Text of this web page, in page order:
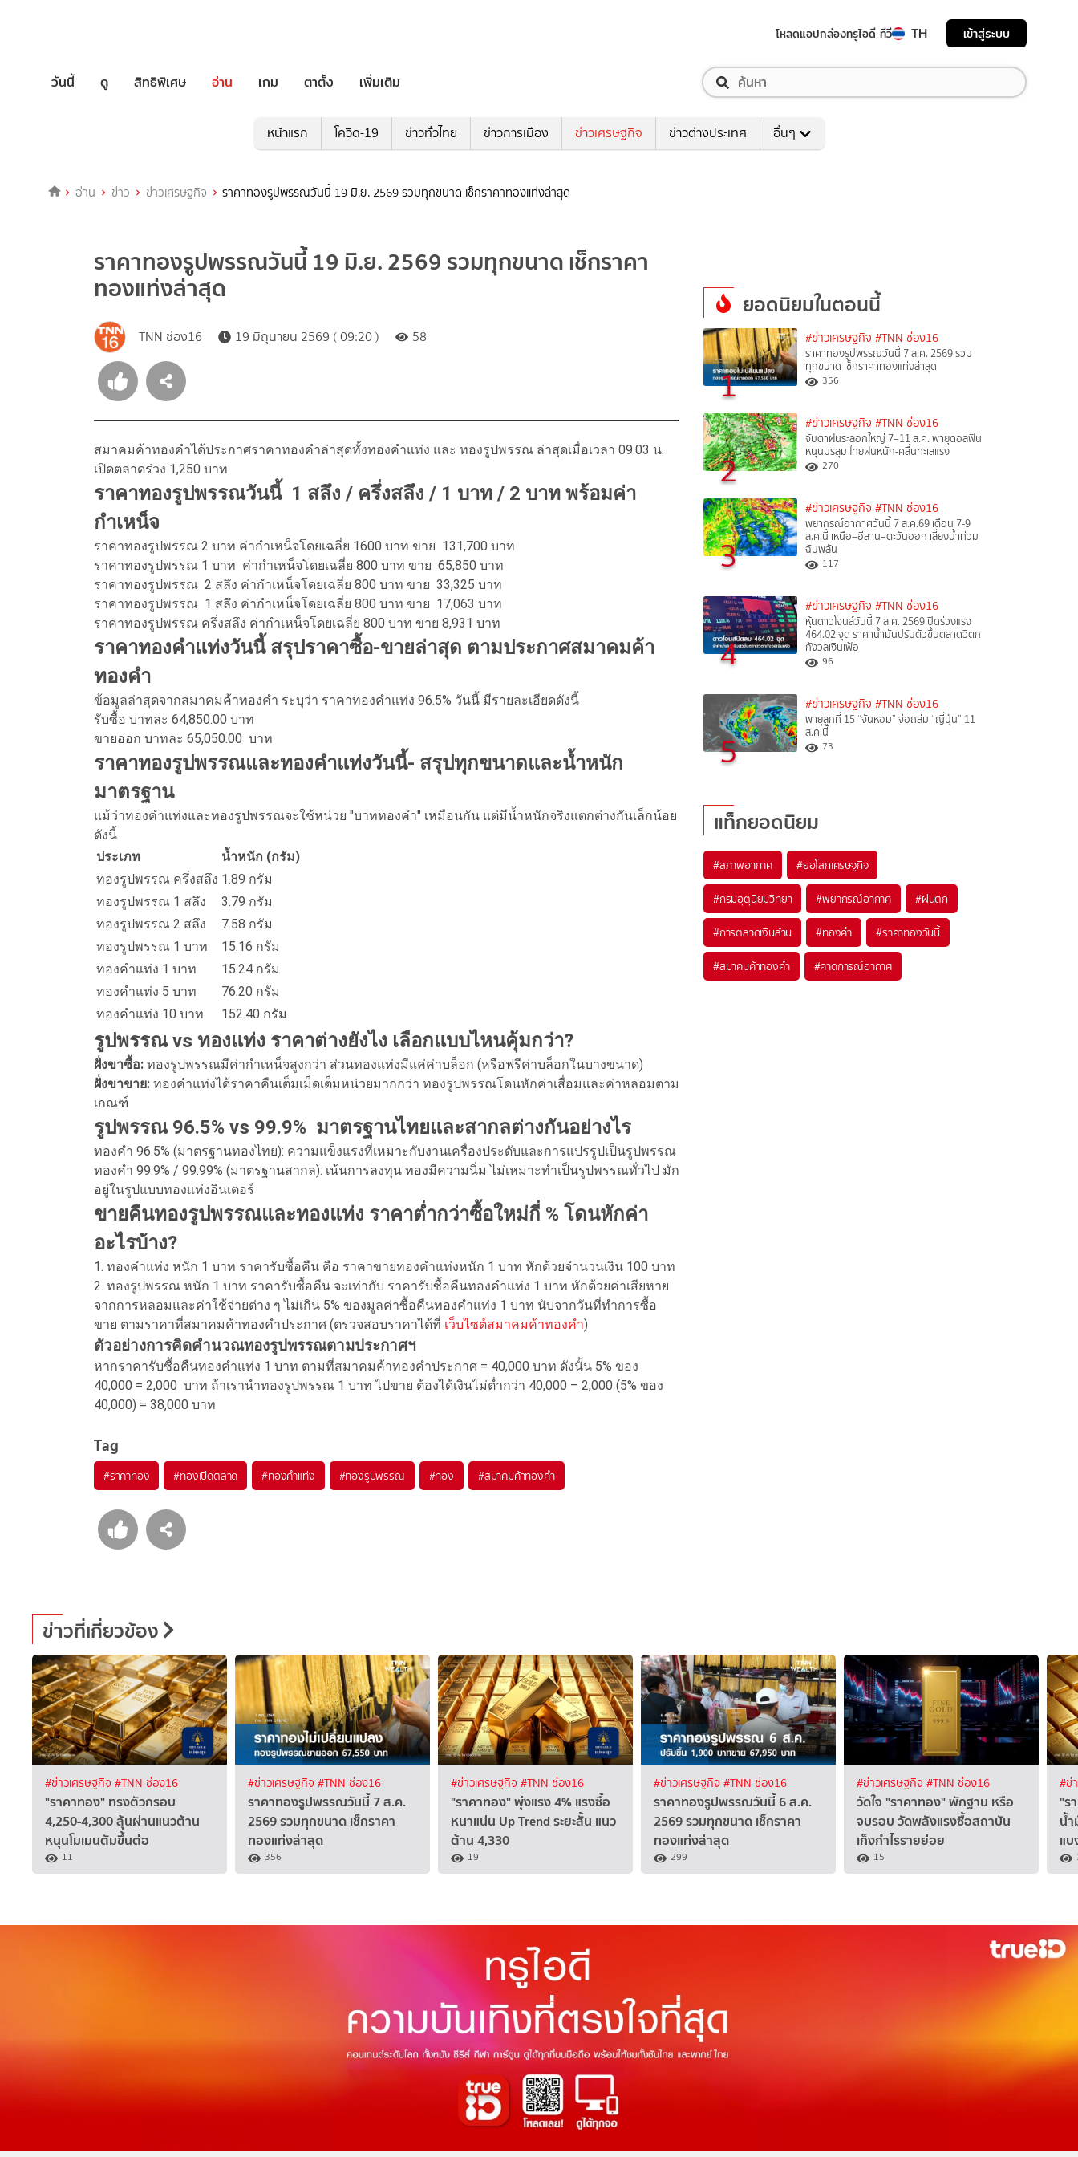
โหลดแอปกล่องทรูไอดี ทีวี TH เข้าสู่ระบบ
วันนี้ ดู สิทธิพิเศษ อ่าน เกม ตาตั้ง เพิ่มเติม
หน้าแรก โควิด-19 ข่าวทั่วไทย ข่าวการเมือง ข่าวเศรษฐกิจ ข่าวต่างประเทศ อื่นๆ
อ่าน ข่าว ข่าวเศรษฐกิจ ราคาทองรูปพรรณวันนี้ 19 มิ.ย. 2569 รวมทุกขนาด เช็กราคาทองแท่งล่าสุด
ราคาทองรูปพรรณวันนี้ 19 มิ.ย. 2569 รวมทุกขนาด เช็กราคา
ทองแท่งล่าสุด
TNN ช่อง16 19 มิถุนายน 2569 ( 09:20 ) 58
สมาคมค้าทองคำได้ประกาศราคาทองคำล่าสุดทั้งทองคำแท่ง และ ทองรูปพรรณ ล่าสุดเมื่อเวลา 09.03 น.
เปิดตลาดร่วง 1,250 บาท
ราคาทองรูปพรรณวันนี้ 1 สลึง / ครึ่งสลึง / 1 บาท / 2 บาท พร้อมค่า
กำเหน็จ
ราคาทองรูปพรรณ 2 บาท ค่ากำเหน็จโดยเฉลี่ย 1600 บาท ขาย 131,700 บาท
ราคาทองรูปพรรณ 1 บาท ค่ากำเหน็จโดยเฉลี่ย 800 บาท ขาย 65,850 บาท
ราคาทองรูปพรรณ 2 สลึง ค่ากำเหน็จโดยเฉลี่ย 800 บาท ขาย 33,325 บาท
ราคาทองรูปพรรณ 1 สลึง ค่ากำเหน็จโดยเฉลี่ย 800 บาท ขาย 17,063 บาท
ราคาทองรูปพรรณ ครึ่งสลึง ค่ากำเหน็จโดยเฉลี่ย 800 บาท ขาย 8,931 บาท
ราคาทองคำแท่งวันนี้ สรุปราคาซื้อ-ขายล่าสุด ตามประกาศสมาคมค้า
ทองคำ
ข้อมูลล่าสุดจากสมาคมค้าทองคำ ระบุว่า ราคาทองคำแท่ง 96.5% วันนี้ มีรายละเอียดดังนี้
รับซื้อ บาทละ 64,850.00 บาท
ขายออก บาทละ 65,050.00 บาท
ราคาทองรูปพรรณและทองคำแท่งวันนี้- สรุปทุกขนาดและน้ำหนัก
มาตรฐาน
แม้ว่าทองคำแท่งและทองรูปพรรณจะใช้หน่วย "บาททองคำ" เหมือนกัน แต่มีน้ำหนักจริงแตกต่างกันเล็กน้อย
ดังนี้
ประเภท
น้ำหนัก (กรัม)
ทองรูปพรรณ ครึ่งสลึง 1.89 กรัม
ทองรูปพรรณ 1 สลึง
3.79 กรัม
ทองรูปพรรณ 2 สลึง
7.58 กรัม
ทองรูปพรรณ 1 บาท
15.16 กรัม
ทองคำแท่ง 1 บาท
15.24 กรัม
ทองคำแท่ง 5 บาท
76.20 กรัม
ทองคำแท่ง 10 บาท
152.40 กรัม
รูปพรรณ vs ทองแท่ง ราคาต่างยังไง เลือกแบบไหนคุ้มกว่า?
ฝั่งขาซื้อ: ทองรูปพรรณมีค่ากำเหน็จสูงกว่า ส่วนทองแท่งมีแค่ค่าบล็อก (หรือฟรีค่าบล็อกในบางขนาด)
ฝั่งขาขาย: ทองคำแท่งได้ราคาคืนเต็มเม็ดเต็มหน่วยมากกว่า ทองรูปพรรณโดนหักค่าเสื่อมและค่าหลอมตาม
เกณฑ์
รูปพรรณ 96.5% vs 99.9% มาตรฐานไทยและสากลต่างกันอย่างไร
ทองคำ 96.5% (มาตรฐานทองไทย): ความแข็งแรงที่เหมาะกับงานเครื่องประดับและการแปรรูปเป็นรูปพรรณ
ทองคำ 99.9% / 99.99% (มาตรฐานสากล): เน้นการลงทุน ทองมีความนิ่ม ไม่เหมาะทำเป็นรูปพรรณทั่วไป มัก
อยู่ในรูปแบบทองแท่งอินเตอร์
ขายคืนทองรูปพรรณและทองแท่ง ราคาต่ำกว่าซื้อใหม่กี่ % โดนหักค่า
อะไรบ้าง?
1. ทองคำแท่ง หนัก 1 บาท ราคารับซื้อคืน คือ ราคาขายทองคำแท่งหนัก 1 บาท หักด้วยจำนวนเงิน 100 บาท
2. ทองรูปพรรณ หนัก 1 บาท ราคารับซื้อคืน จะเท่ากับ ราคารับซื้อคืนทองคำแท่ง 1 บาท หักด้วยค่าเสียหาย
จากการหลอมและค่าใช้จ่ายต่าง ๆ ไม่เกิน 5% ของมูลค่าซื้อคืนทองคำแท่ง 1 บาท นับจากวันที่ทำการซื้อ
ขาย ตามราคาที่สมาคมค้าทองคำประกาศ (ตรวจสอบราคาได้ที่ เว็บไซต์สมาคมค้าทองคำ)
ตัวอย่างการคิดคำนวณทองรูปพรรณตามประกาศฯ
หากราคารับซื้อคืนทองคำแท่ง 1 บาท ตามที่สมาคมค้าทองคำประกาศ = 40,000 บาท ดังนั้น 5% ของ
40,000 = 2,000 บาท ถ้าเรานำทองรูปพรรณ 1 บาท ไปขาย ต้องได้เงินไม่ต่ำกว่า 40,000 – 2,000 (5% ของ
40,000) = 38,000 บาท
Tag
#ราคาทอง #ทองเปิดตลาด #ทองคำแท่ง #ทองรูปพรรณ #ทอง #สมาคมค้าทองคำ
ยอดนิยมในตอนนี้
1
#ข่าวเศรษฐกิจ #TNN ช่อง16
ราคาทองรูปพรรณวันนี้ 7 ส.ค. 2569 รวม
ทุกขนาด เช็กราคาทองแท่งล่าสุด
356
2
#ข่าวเศรษฐกิจ #TNN ช่อง16
จับตาฝนระลอกใหญ่ 7–11 ส.ค. พายุดอลฟิน
หนุนมรสุม ไทยฝนหนัก-คลื่นทะเลแรง
270
3
#ข่าวเศรษฐกิจ #TNN ช่อง16
พยากรณ์อากาศวันนี้ 7 ส.ค.69 เตือน 7-9
ส.ค.นี้ เหนือ–อีสาน–ตะวันออก เสี่ยงน้ำท่วม
ฉับพลัน
117
4
#ข่าวเศรษฐกิจ #TNN ช่อง16
หุ้นดาวโจนส์วันนี้ 7 ส.ค. 2569 ปิดร่วงแรง
464.02 จุด ราคาน้ำมันปรับตัวขึ้นตลาดวิตก
กังวลเงินเฟ้อ
96
5
#ข่าวเศรษฐกิจ #TNN ช่อง16
พายุลูกที่ 15 “จันหอม” จ่อถล่ม “ญี่ปุ่น” 11
ส.ค.นี้
73
แท็กยอดนิยม
#สภาพอากาศ #ย่อโลกเศรษฐกิจ
#กรมอุตุนิยมวิทยา #พยากรณ์อากาศ #ฝนตก
#การตลาดเงินล้าน #ทองคำ #ราคาทองวันนี้
#สมาคมค้าทองคำ #คาดการณ์อากาศ
ข่าวที่เกี่ยวข้อง
#ข่าวเศรษฐกิจ #TNN ช่อง16
"ราคาทอง" ทรงตัวกรอบ
4,250-4,300 ลุ้นผ่านแนวต้าน
หนุนโมเมนตัมขึ้นต่อ
11
#ข่าวเศรษฐกิจ #TNN ช่อง16
ราคาทองรูปพรรณวันนี้ 7 ส.ค.
2569 รวมทุกขนาด เช็กราคา
ทองแท่งล่าสุด
356
#ข่าวเศรษฐกิจ #TNN ช่อง16
"ราคาทอง" พุ่งแรง 4% แรงซื้อ
หนาแน่น Up Trend ระยะสั้น แนว
ต้าน 4,330
19
#ข่าวเศรษฐกิจ #TNN ช่อง16
ราคาทองรูปพรรณวันนี้ 6 ส.ค.
2569 รวมทุกขนาด เช็กราคา
ทองแท่งล่าสุด
299
#ข่าวเศรษฐกิจ #TNN ช่อง16
วัดใจ "ราคาทอง" พักฐาน หรือ
จบรอบ วัดพลังแรงซื้อสถาบัน
เก็งกำไรรายย่อย
15
#ข่
"ร
น้
แ